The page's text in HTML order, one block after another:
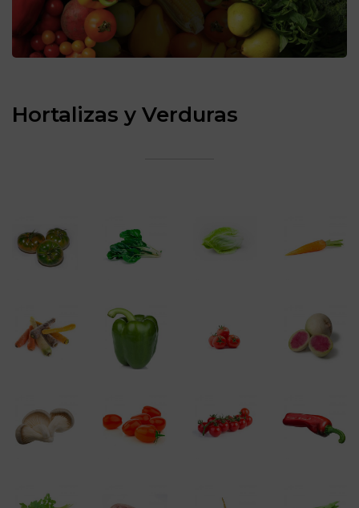
Hortalizas y Verduras